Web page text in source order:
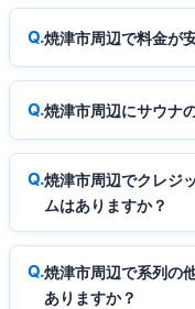
焼津市周辺で料金が
焼津市周辺にサウナ
焼津市周辺でクレジ
ムはありますか？
焼津市周辺で系列の
ありますか？